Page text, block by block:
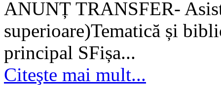
ANUNȚ TRANSFER-
superioare)Tematică și
principal SFișa...
Citeşte mai mult...